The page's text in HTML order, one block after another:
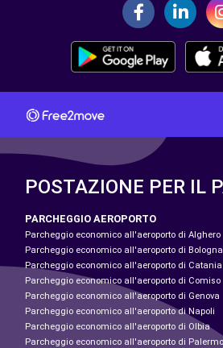
POSTAZIONE PER IL
PARCHEGGIO AEROPORTO
Parcheggio economico all'aeroporto di Alghero
Parcheggio economico all'aeroporto di Bologna
Parcheggio economico all'aeroporto di Catania
Parcheggio economico all'aeroporto di Comiso
Parcheggio economico all'aeroporto di Genova
Parcheggio economico all'aeroporto di Napoli
Parcheggio economico all'aeroporto di Olbia
Parcheggio economico all'aeroporto di Palermo